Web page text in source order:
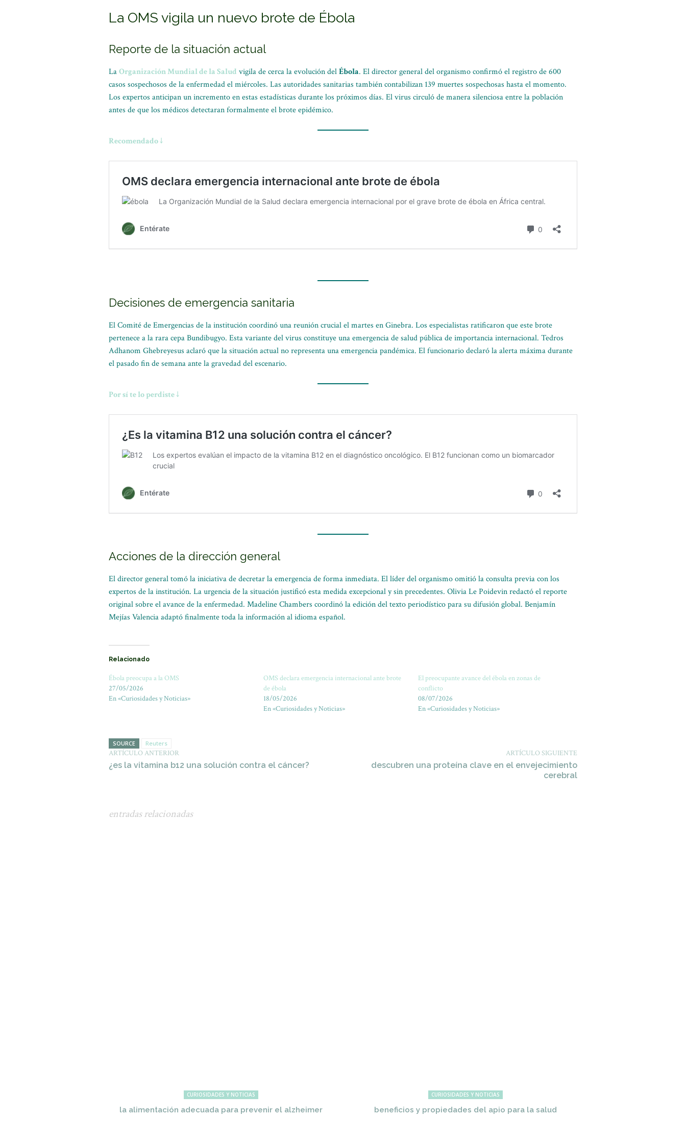
La OMS vigila un nuevo brote de Ébola
Reporte de la situación actual
LaOrganización Mundial de la Salud vigila de cerca la evolución delÉbola. El director general del organismo confirmó el registro de 600
casos sospechosos de la enfermedad el miércoles. Las autoridades sanitarias también contabilizan 139 muertes sospechosas hasta el momento.
Los expertos anticipan un incremento en estas estadísticas durante los próximos días. El virus circuló de manera silenciosa entre la población
antes de que los médicos detectaran formalmente el brote epidémico.
Recomendado ↓
Decisiones de emergencia sanitaria
El Comité de Emergencias de la institución coordinó una reunión crucial el martes en Ginebra. Los especialistas ratificaron que este brote
pertenece a la rara cepa Bundibugyo. Esta variante del virus constituye una emergencia de salud pública de importancia internacional. Tedros
Adhanom Ghebreyesus aclaró que la situación actual no representa una emergencia pandémica. El funcionario declaró la alerta máxima durante
el pasado fin de semana ante la gravedad del escenario.
Por sí te lo perdiste ↓
Acciones de la dirección general
El director general tomó la iniciativa de decretar la emergencia de forma inmediata. El líder del organismo omitió la consulta previa con los
expertos de la institución. La urgencia de la situación justificó esta medida excepcional y sin precedentes. Olivia Le Poidevin redactó el reporte
original sobre el avance de la enfermedad. Madeline Chambers coordinó la edición del texto periodístico para su difusión global. Benjamín
Mejías Valencia adaptó finalmente toda la información al idioma español.
Relacionado
Ébola preocupa a la OMS
27/05/2026
En «Curiosidades y Noticias»
OMS declara emergencia internacional ante brote
de ébola
18/05/2026
En «Curiosidades y Noticias»
El preocupante avance del ébola en zonas de
conflicto
08/07/2026
En «Curiosidades y Noticias»
SOURCE Reuters
ARTÍCULO ANTERIOR
¿es la vitamina b12 una solución contra el cáncer?
ARTÍCULO SIGUIENTE
descubren una proteína clave en el envejecimiento
cerebral
entradas relacionadas
CURIOSIDADES Y NOTICIAS
la alimentación adecuada para prevenir el alzheimer
CURIOSIDADES Y NOTICIAS
beneficios y propiedades del apio para la salud